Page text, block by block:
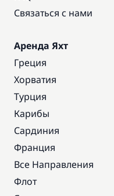
Связаться с нами
Аренда Яхт
Греция
Хорватия
Турция
Карибы
Сардиния
Франция
Все Направления
Флот